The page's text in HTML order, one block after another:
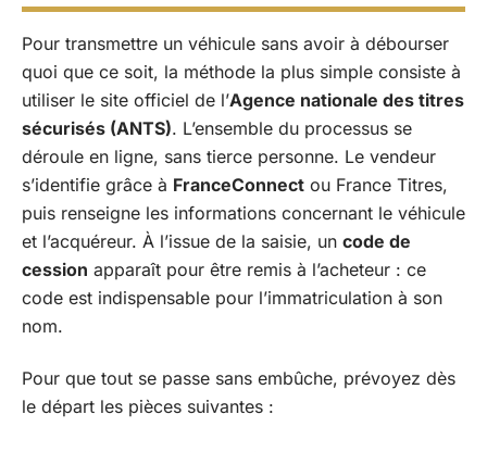
Pour transmettre un véhicule sans avoir à débourser
quoi que ce soit, la méthode la plus simple consiste à
utiliser le site officiel de l’Agence nationale des titres
sécurisés (ANTS). L’ensemble du processus se
déroule en ligne, sans tierce personne. Le vendeur
s’identifie grâce à FranceConnect ou France Titres,
puis renseigne les informations concernant le véhicule
et l’acquéreur. À l’issue de la saisie, un code de
cession apparaît pour être remis à l’acheteur : ce
code est indispensable pour l’immatriculation à son
nom.
Pour que tout se passe sans embûche, prévoyez dès
le départ les pièces suivantes :